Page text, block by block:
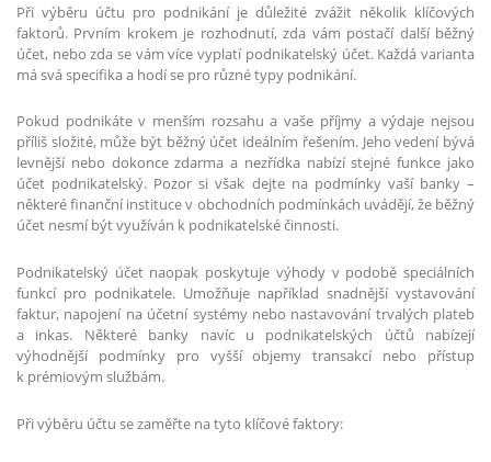
Při výběru účtu pro podnikání je důležité zvážit několik klíčových
faktorů. Prvním krokem je rozhodnutí, zda vám postačí další běžný
účet, nebo zda se vám více vyplatí podnikatelský účet. Každá varianta
má svá specifika a hodí se pro různé typy podnikání.
Pokud podnikáte v menším rozsahu a vaše příjmy a výdaje nejsou
příliš složité, může být běžný účet ideálním řešením. Jeho vedení bývá
levnější nebo dokonce zdarma a nezřídka nabízí stejné funkce jako
účet podnikatelský. Pozor si však dejte na podmínky vaší banky –
některé finanční instituce v obchodních podmínkách uvádějí, že běžný
účet nesmí být využíván k podnikatelské činnosti.
Podnikatelský účet naopak poskytuje výhody v podobě speciálních
funkcí pro podnikatele. Umožňuje například snadnější vystavování
faktur, napojení na účetní systémy nebo nastavování trvalých plateb
a inkas. Některé banky navíc u podnikatelských účtů nabízejí
výhodnější podmínky pro vyšší objemy transakcí nebo přístup
k prémiovým službám.
Při výběru účtu se zaměřte na tyto klíčové faktory: